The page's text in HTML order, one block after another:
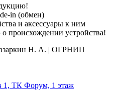
in (обмен)
и аксессуары к ним
устройства!
Н. А. | ОГРНИП
1, ТК Форум, 1 этаж